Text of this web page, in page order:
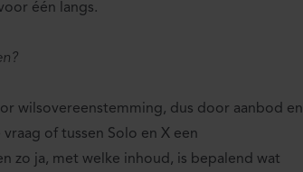
één langs.
wilsovereenstemming, dus door aanbod en
of tussen Solo en X een
zo ja, met welke inhoud, is bepalend wat